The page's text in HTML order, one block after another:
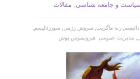
و جامعه شناسی, مقالات
,رنه ماگریت ,سروش رزمی ,سوررئالیسم
مدیریت عمومی هیرونیموس بوش